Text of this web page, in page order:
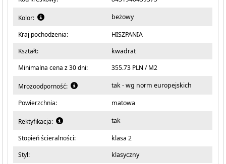
Kolor: beżowy
Kraj pochodzenia:
HISZPANIA
Kształt:
kwadrat
Minimalna cena z 30 dni:
355.73 PLN / M2
Mrozoodporność: tak - wg norm europejskich
Powierzchnia: matowa
Rektyfikacja: tak
Stopień ścieralności:
klasa 2
Styl:
klasyczny